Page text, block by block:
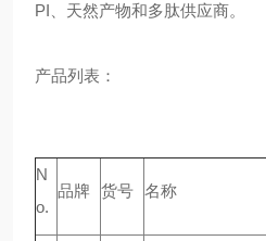
PI、天然产物和多肽供应商。
产品列表：
N
o.
品牌 货号 名称